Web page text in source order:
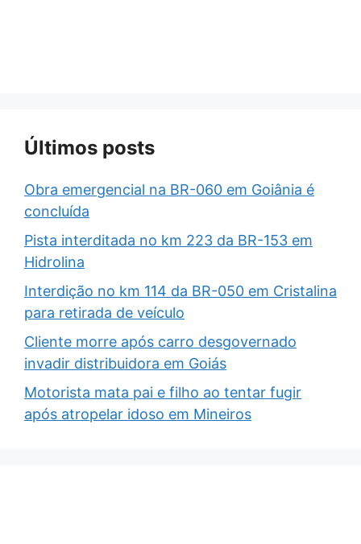
Últimos posts
Obra emergencial na BR-060 em Goiânia é
concluída
Pista interditada no km 223 da BR-153 em
Hidrolina
Interdição no km 114 da BR-050 em Cristalina
para retirada de veículo
Cliente morre após carro desgovernado
invadir distribuidora em Goiás
Motorista mata pai e filho ao tentar fugir
após atropelar idoso em Mineiros